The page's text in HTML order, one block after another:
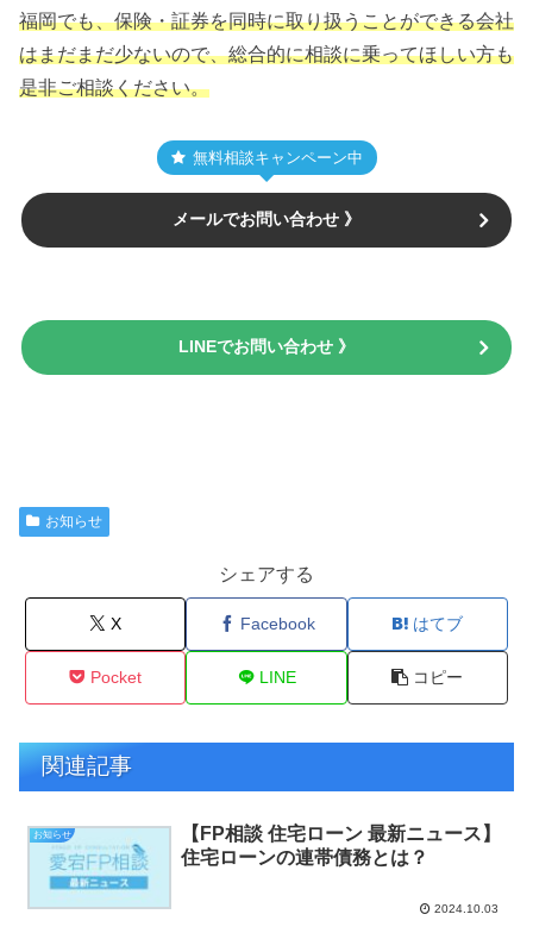
福岡でも、保険・証券を同時に取り扱うことができる会社
はまだまだ少ないので、総合的に相談に乗ってほしい方も
是非ご相談ください。
無料相談キャンペーン中
メールでお問い合わせ 》
LINEでお問い合わせ 》
お知らせ
シェアする
X Facebook はてブ
Pocket LINE コピー
関連記事
お知らせ
【FP相談 住宅ローン 最新ニュース】
住宅ローンの連帯債務とは？
2024.10.03